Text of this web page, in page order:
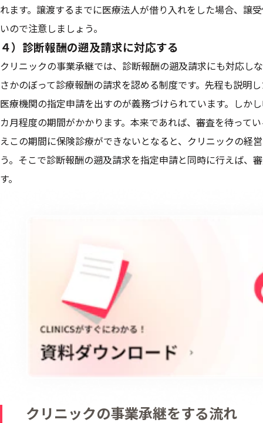
れます。譲渡するまでに医療法人が借り入れをした場合、譲
いので注意しましょう。
４）診断報酬の遡及請求に対応する
クリニックの事業承継では、診断報酬の遡及請求にも対応し
さかのぼって診療報酬の請求を認める制度です。先程も説明
医療機関の指定申請を出すのが義務づけられています。しか
カ月程度の期間がかかります。本来であれば、審査を待って
えこの期間に保険診療ができないとなると、クリニックの経
う。そこで診断報酬の遡及請求を指定申請と同時に行えば、
す。
クリニックの事業承継をする流れ